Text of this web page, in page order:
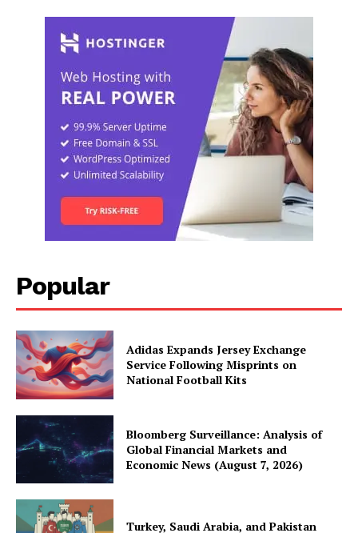
Popular
Adidas Expands Jersey Exchange
Service Following Misprints on
National Football Kits
Bloomberg Surveillance: Analysis of
Global Financial Markets and
Economic News (August 7, 2026)
Turkey, Saudi Arabia, and Pakistan